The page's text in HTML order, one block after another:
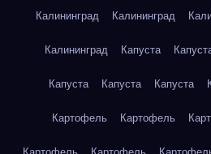
Калининград Калининград
Калининград Капуста
Капуста Капуста Капуста
Картофель Картофель